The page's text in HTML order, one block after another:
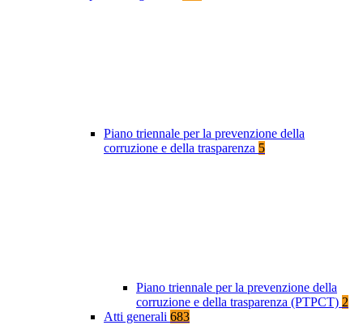
Piano triennale per la prevenzione della
corruzione e della trasparenza 5
Piano triennale per la prevenzione della
corruzione e della trasparenza (PTPCT) 2
Atti generali 683